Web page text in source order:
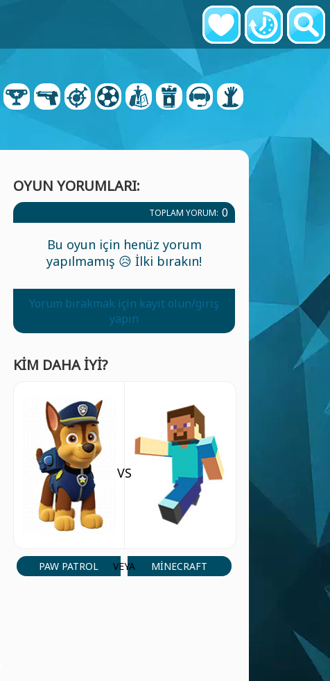
OYUN YORUMLARI:
TOPLAM YORUM: 0
Bu oyun için henüz yorum
yapılmamış 😥 İlki bırakın!
Yorum bırakmak için kayıt olun/giriş
yapın
KIM DAHA IYI?
PAW PATROL
VS
VEYA MINECRAFT